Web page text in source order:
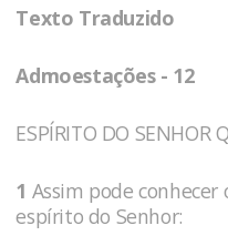
Texto Traduzido
Admoestações - 12
ESPÍRITO DO SENHOR
1 Assim pode conhecer
espírito do Senhor: